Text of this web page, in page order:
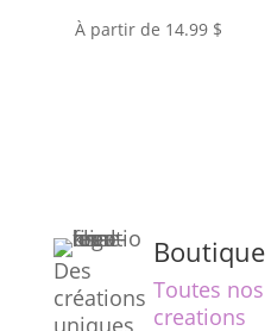
À partir de 14.99 $
Des
créations
uniques
Boutique
Toutes nos
creations